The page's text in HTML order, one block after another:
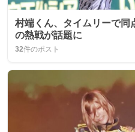
村端くん、タイムリーで
の熱戦が話題に
32件のポスト